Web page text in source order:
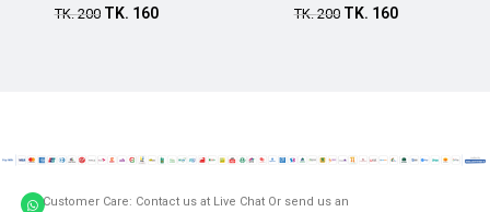
TK.200 TK. 160 TK.200 TK. 160
Customer Care: Contact us at Live Chat Or send us an